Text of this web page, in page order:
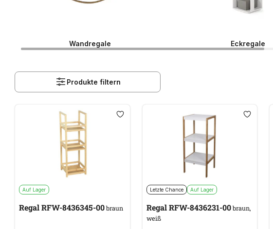
Wandregale Eckregale
Produkte filtern
Auf Lager
Regal RFW-8436345-00braun
Letzte Chance Auf Lager
Regal RFW-8436231-00braun,
weiß